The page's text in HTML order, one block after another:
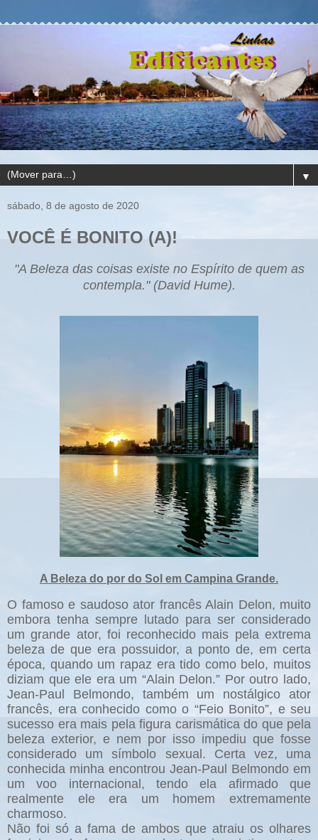
▼
sábado, 8 de agosto de 2020
VOCÊ É BONITO (A)!
"A Beleza das coisas existe no Espírito de quem as
contempla." (David Hume).
A Beleza do por do Sol em Campina Grande.
O famoso e saudoso ator francês Alain Delon, muito
embora tenha sempre lutado para ser considerado
um grande ator, foi reconhecido mais pela extrema
beleza de que era possuidor, a ponto de, em certa
época, quando um rapaz era tido como belo, muitos
diziam que ele era um “Alain Delon.” Por outro lado,
Jean-Paul Belmondo, também um nostálgico ator
francês, era conhecido como o “Feio Bonito”, e seu
sucesso era mais pela figura carismática do que pela
beleza exterior, e nem por isso impediu que fosse
considerado um símbolo sexual. Certa vez, uma
conhecida minha encontrou Jean-Paul Belmondo em
um voo internacional, tendo ela afirmado que
realmente ele era um homem extremamente
charmoso.
Não foi só a fama de ambos que atraiu os olhares